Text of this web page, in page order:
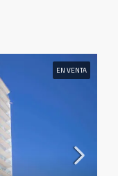
EN VENTA